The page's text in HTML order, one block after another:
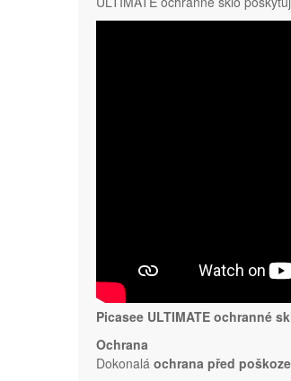
Picasee ULTIMATE ochranné
Ochrana
Dokonalá ochrana před